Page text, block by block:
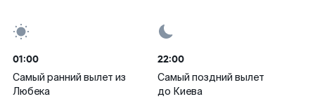
01:00
Самый ранний вылет из
Любека
22:00
Самый поздний вылет
до Киева